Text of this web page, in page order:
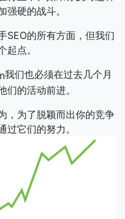
硬的战斗。
SEO的所有方面，但我们
点。
我们也必须在过去几个月
的活动前进。
，为了脱颖而出你的竞争
它们的努力。